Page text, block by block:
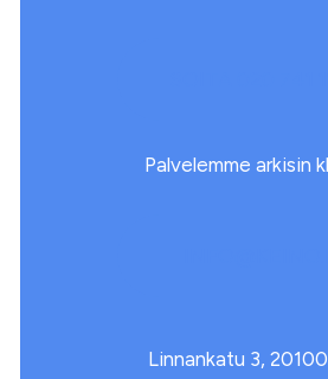
Palvelemme arkisin
Linnankatu 3,